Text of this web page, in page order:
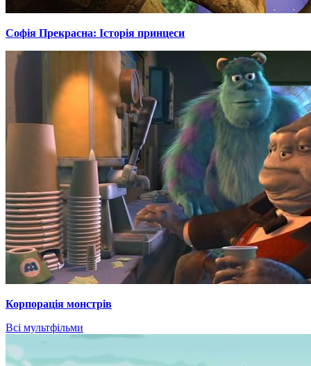
Софія Прекрасна: Історія принцеси
Корпорація монстрів
Всі мультфільми